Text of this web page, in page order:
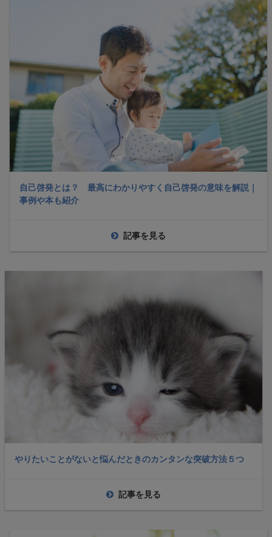
自己啓発とは？ 最高にわかりやすく自己啓発の意味を解説｜
事例や本も紹介
記事を見る
やりたいことがないと悩んだときのカンタンな突破方法５つ
記事を見る